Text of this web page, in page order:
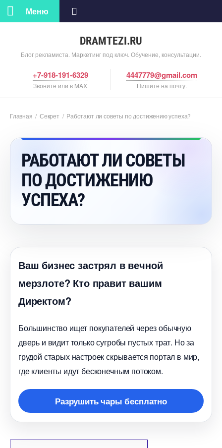
DRAMTEZI.RU
Блог рекламиста. Маркетинг под ключ. Обучение, консультации.
Меню
+7-918-191-6329
Звоните или в MAX
4447779@gmail.com
Пишите на почту.
Главная / Секрет / Работают ли советы по достижению успеха?
РАБОТАЮТ ЛИ СОВЕТЫ
ПО ДОСТИЖЕНИЮ
УСПЕХА?
аш бизнес застрял в вечной
мерзлоте? Кто правит вашим
Директом?
Большинство ищет покупателей через обычную
дверь и видит только сугробы пустых трат. Но за
рудой старых настроек скрывается портал в мир,
де клиенты идут бесконечным потоком.
Разрушить чары бесплатно